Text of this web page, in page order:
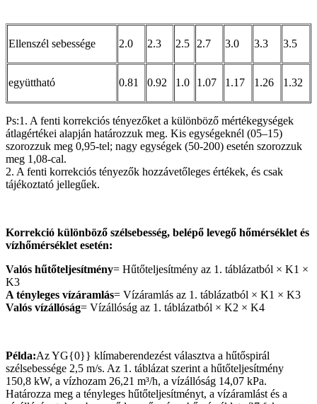
Ellenszél sebessége 2.0 2.3 2.5 2.7 3.0 3.3 3.5
együttható 0.81 0.92 1.0 1.07 1.17 1.26 1.32
Ps:1. A fenti korrekciós tényezőket a különböző mértékegységek
átlagértékei alapján határozzuk meg. Kis egységeknél (05–15)
szorozzuk meg 0,95-tel; nagy egységek (50-200) esetén szorozzuk
meg 1,08-cal.
2. A fenti korrekciós tényezők hozzávetőleges értékek, és csak
tájékoztató jellegűek.
Korrekció különböző szélsebesség, belépő levegő hőmérséklet és
vízhőmérséklet esetén:
Valós hűtőteljesítmény= Hűtőteljesítmény az 1. táblázatból × K1 ×
K3
A tényleges vízáramlás= Vízáramlás az 1. táblázatból × K1 × K3
Valós vízállóság= Vízállóság az 1. táblázatból × K2 × K4
Példa:Az YG{0}} klímaberendezést választva a hűtőspirál
szélsebessége 2,5 m/s. Az 1. táblázat szerint a hűtőteljesítmény
150,8 kW, a vízhozam 26,21 m³/h, a vízállóság 14,07 kPa.
Határozza meg a tényleges hűtőteljesítményt, a vízáramlást és a